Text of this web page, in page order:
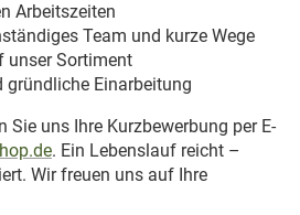
Arbeitszeiten
Team und kurze Wege
unser Sortiment
gründliche Einarbeitung
Sie uns Ihre Kurzbewerbung per E-
. Ein Lebenslauf reicht –
Wir freuen uns auf Ihre